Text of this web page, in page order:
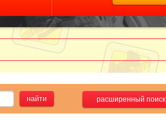
расширенный поиск